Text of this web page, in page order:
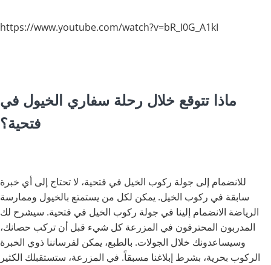
https://www.youtube.com/watch?v=bR_I0G_A1kI
ماذا تتوقع خلال رحلة سفاري الخيول في
فتحية؟
للانضمام إلى جولة ركوب الخيل في فتحية، لا تحتاج إلى أي خبرة
سابقة في ركوب الخيل. يمكن لكل من يستمتع بالخيول وممارسة
الرياضة الانضمام إلينا في جولة ركوب الخيل في فتحية. سيشرح لك
المدربون المحترفون في المزرعة كل شيء قبل أن تركب حصانك،
وسيساعدونك خلال الجولات. بالطبع، يمكن لفرساننا ذوي الخبرة
الركوب بحرية، بشرط إبلاغنا مسبقاً. في المزرعة، ستستقبلك الكثير